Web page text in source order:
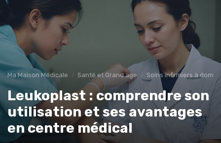
Ma Maison Médicale Santé et Grand age Soins infirmiers à
Leukoplast : comprendre son
utilisation et ses avantages
en centre médical